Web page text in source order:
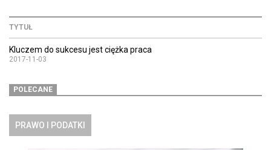
TYTUŁ
Kluczem do sukcesu jest ciężka praca
2017-11-03
POLECANE
PRAWO I PODATKI